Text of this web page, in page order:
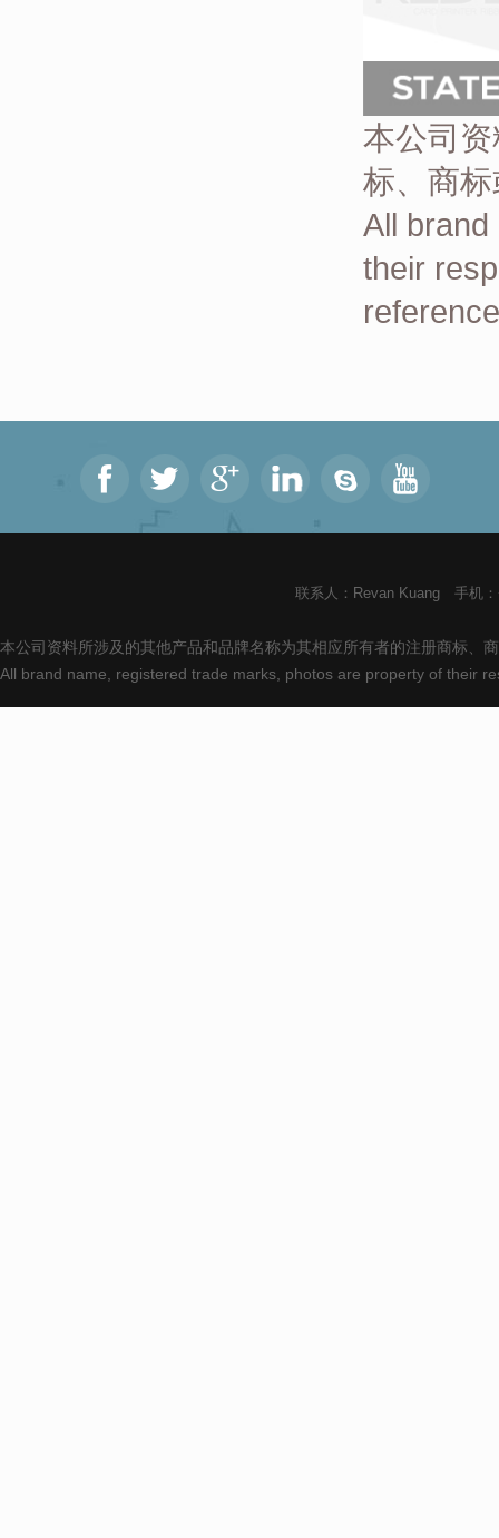
本公司
标、商
All
their
联系人：Revan Kuang 手机
本公司资料所涉及的其他产品和品牌名称为其相应所有者的注册商标、
All brand name, registered trade marks, photos are property of their